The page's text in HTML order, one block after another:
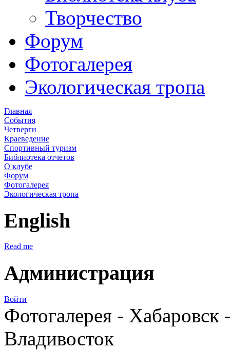
Творчество
Форум
Фотогалерея
Экологическая тропа
Главная
События
Четверги
Краеведение
Спортивный туризм
Библиотека отчетов
О клубе
Форум
Фотогалерея
Экологическая тропа
English
Read me
Администрация
Войти
Фотогалерея -
Владивосток